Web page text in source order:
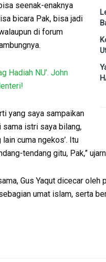
seenak-enaknya
bicara Pak, bisa jadi
di forum
Hadiah NU’. John
yang saya sampaikan
sama istri saya bilang,
cuma ngekos’. Itu
tendang gitu, Pak,”
Gus Yaqut dicecar oleh
umat islam, serta